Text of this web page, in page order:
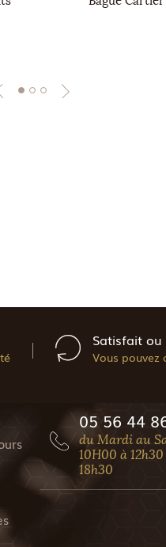
Satisfait
Vous pouvez
05 56 44
du Mardi au
10H00 à
18h30